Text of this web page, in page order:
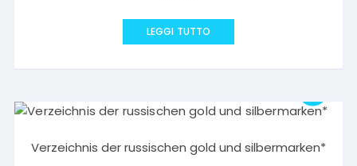
LEGGI TUTTO
Verzeichnis der russischen gold und silbermarken*